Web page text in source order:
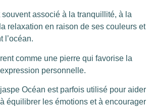
souvent associé à la tranquillité, à la
relaxation en raison de ses couleurs et
l’océan.
comme une pierre qui favorise la
personnelle.
Océan est parfois utilisé pour aider
équilibrer les émotions et à encourager